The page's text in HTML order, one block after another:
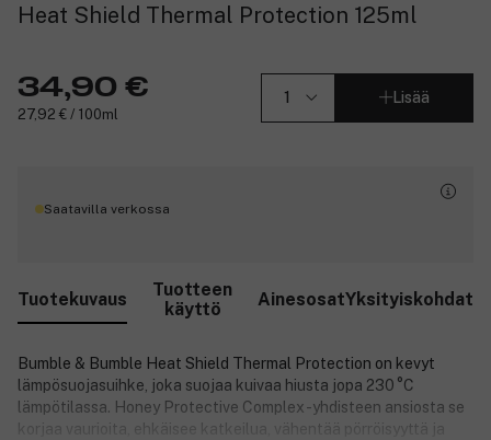
Heat Shield Thermal Protection 125ml
34,90 €
27,92 € / 100ml
Lisää
Saatavilla verkossa
Tuotekuvaus
Tuotteen
käyttö
AinesosatYksityiskohdat
Bumble & Bumble Heat Shield Thermal Protection on kevyt
lämpösuojasuihke, joka suojaa kuivaa hiusta jopa 230 °C
lämpötilassa. Honey Protective Complex -yhdisteen ansiosta se
korjaa vaurioita, ehkäisee katkeilua, vähentää pörröisyyttä ja